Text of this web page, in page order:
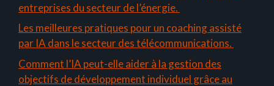
entreprises du secteur de l’énergie.
Les meilleures pratiques pour un coaching assisté
par IA dans le secteur des télécommunications.
Comment l’IA peut-elle aider à la gestion des
objectifs de développement individuel grâce au